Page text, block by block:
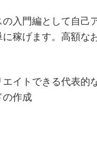
入門編として自己
稼げます。高額な
イトできる代表的
の作成